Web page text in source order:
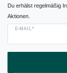
Du erhälst regelmäßig
Aktionen.
E-MAIL*